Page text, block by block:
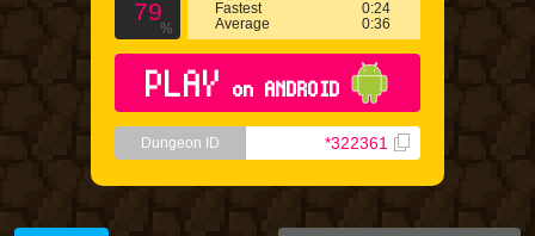
79
%
Fastest
0:24
Average
0:36
PLAY on ANDROID
Dungeon ID *322361